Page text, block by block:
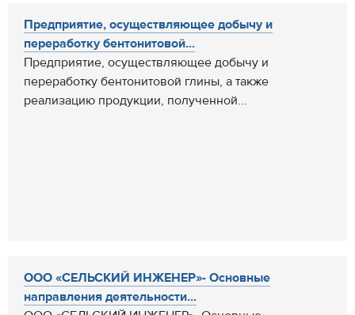
Предприятие, осуществляющее добычу и
переработку бентонитовой...
Предприятие, осуществляющее добычу и
переработку бентонитовой глины, а также
реализацию продукции, полученной...
ООО «СЕЛЬСКИЙ ИНЖЕНЕР»- Основные
направления деятельности...